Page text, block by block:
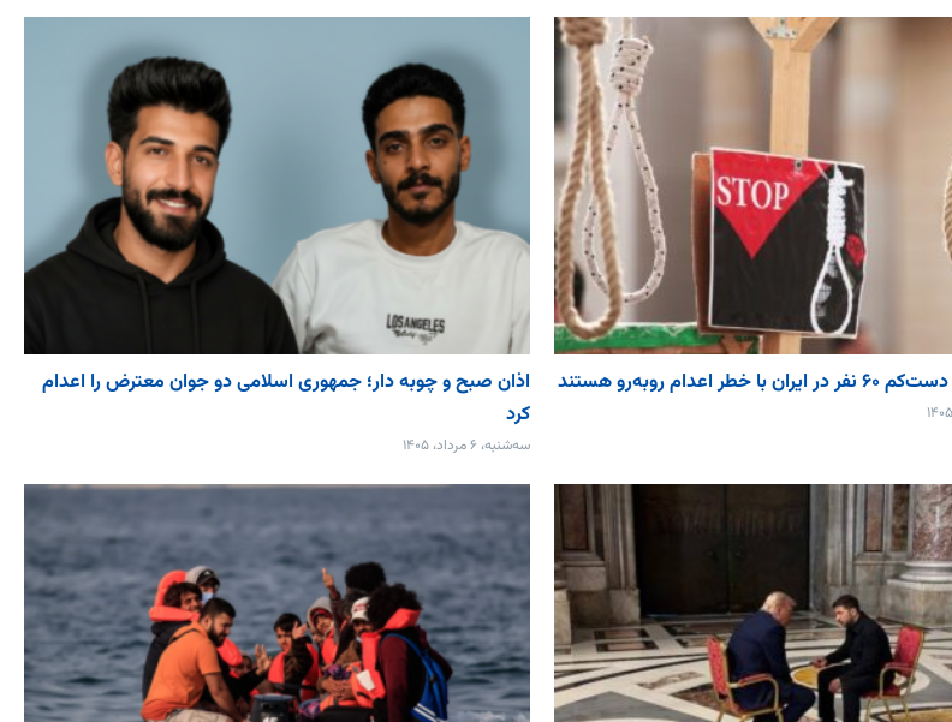
اعدام روبه‌رو هستند
اذان صبح و چوبه دار؛ جمهوری اسلامی دو جوان معترض را اعدام
کرد
سه‌شنبه، ۶ مرداد، ۱۴۰۵